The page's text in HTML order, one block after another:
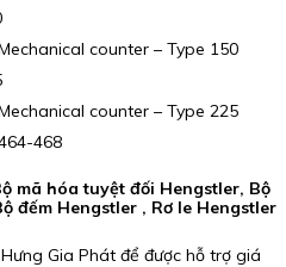
counter – Type 150
counter – Type 225
468
mã hóa tuyệt đối Hengstler, Bộ
đếm Hengstler , Rơ le Hengstler
Gia Phát để được hỗ trợ giá